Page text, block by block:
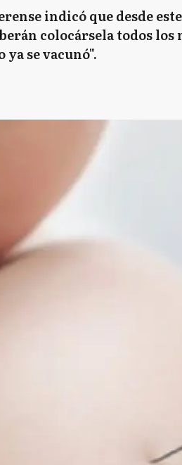
indicó que desde
colocársela todos
ya se vacunó".